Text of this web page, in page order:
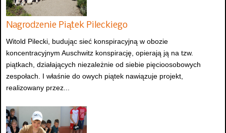
Nagrodzenie Piątek Pileckiego
Witold Pilecki, budując sieć konspiracyjną w obozie
koncentracyjnym Auschwitz konspirację, opierają ją na tzw.
piątkach, działających niezależnie od siebie pięcioosobowych
zespołach. I właśnie do owych piątek nawiązuje projekt,
realizowany przez...